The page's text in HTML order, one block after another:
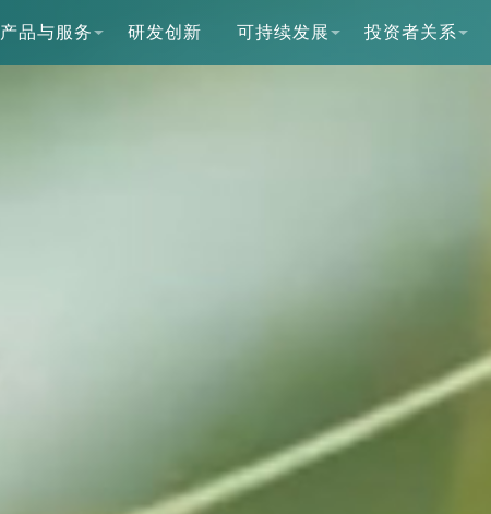
产品与服务 研发创新 可持续发展 投资者关系